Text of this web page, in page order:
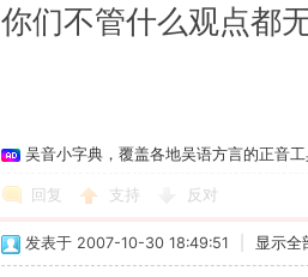
你们不管什么观点都
吴音小字典，覆盖各地吴语方言的正音
回复 支持 反对
发表于 2007-10-30 18:49:51 显示全